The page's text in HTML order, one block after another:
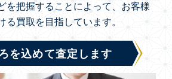
を把握することによって、お客様
る買取を目指しています。
を込めて査定します